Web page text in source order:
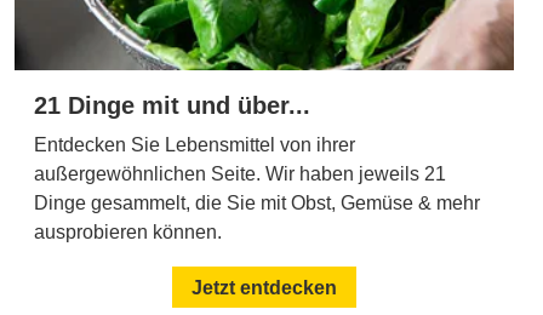
21 Dinge mit und über...
Entdecken Sie Lebensmittel von ihrer
außergewöhnlichen Seite. Wir haben jeweils 21
Dinge gesammelt, die Sie mit Obst, Gemüse & mehr
ausprobieren können.
Jetzt entdecken